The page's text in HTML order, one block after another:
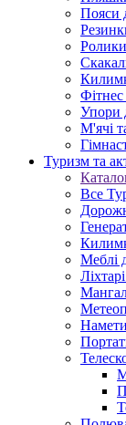
Пояси
Упори
М'ячі
Туризм та
Все
Меблі
Намети